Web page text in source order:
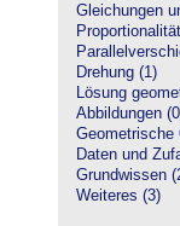
Gleichungen
Drehung (1)
Lösung
Abbildungen
Geometrische
Daten und
Grundwissen
Weiteres (3)